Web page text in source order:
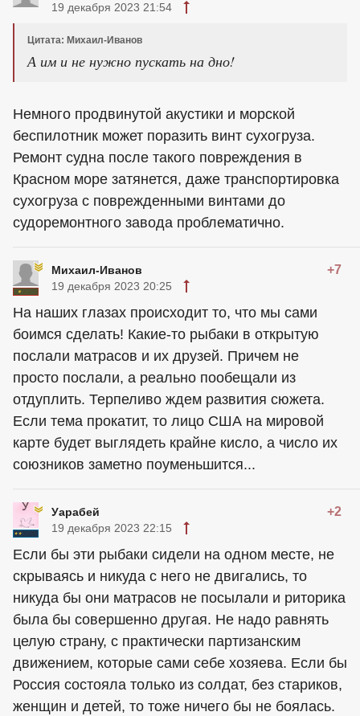
19 декабря 2023 21:54
Цитата: Михаил-Иванов
А им и не нужно пускать на дно!
Немного продвинутой акустики и морской
беспилотник может поразить винт сухогруза.
Ремонт судна после такого повреждения в
Красном море затянется, даже транспортировка
сухогруза с поврежденными винтами до
судоремонтного завода проблематично.
Михаил-Иванов +7
19 декабря 2023 20:25
На наших глазах происходит то, что мы сами
боимся сделать! Какие-то рыбаки в открытую
послали матрасов и их друзей. Причем не
просто послали, а реально пообещали из
отдуплить. Терпеливо ждем развития сюжета.
Если тема прокатит, то лицо США на мировой
карте будет выглядеть крайне кисло, а число их
союзников заметно поуменьшится...
Уарабей +2
19 декабря 2023 22:15
Если бы эти рыбаки сидели на одном месте, не
скрываясь и никуда с него не двигались, то
никуда бы они матрасов не посылали и риторика
была бы совершенно другая. Не надо равнять
целую страну, с практически партизанским
движением, которые сами себе хозяева. Если бы
Россия состояла только из солдат, без стариков,
женщин и детей, то тоже ничего бы не боялась.